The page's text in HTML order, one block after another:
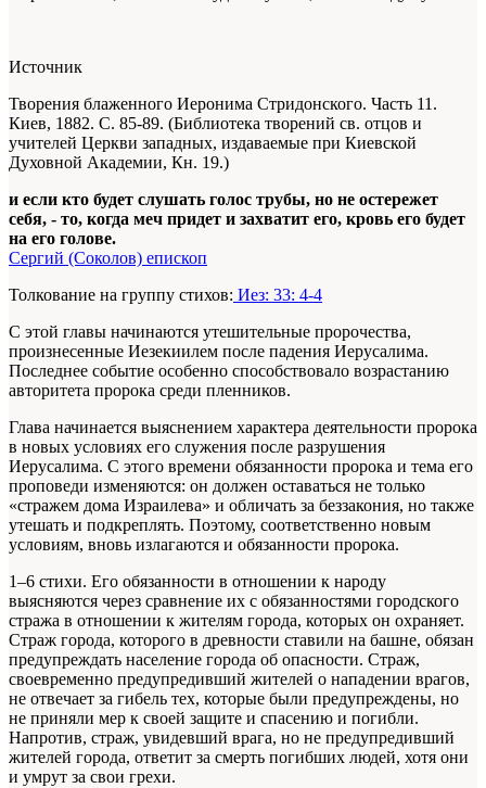
Источник
Творения блаженного Иеронима Стридонского. Часть 11.
Киев, 1882. С. 85-89. (Библиотека творений св. отцов и
учителей Церкви западных, издаваемые при Киевской
Духовной Академии, Кн. 19.)
и если кто будет слушать голос трубы, но не остережет
себя, - то, когда меч придет и захватит его, кровь его будет
на его голове.
Сергий (Соколов) епископ
Толкование на группу стихов: Иез: 33: 4-4
С этой главы начинаются утешительные пророчества,
произнесенные Иезекиилем после падения Иерусалима.
Последнее событие особенно способствовало возрастанию
авторитета пророка среди пленников.
Глава начинается выяснением характера деятельности пророка
в новых условиях его служения после разрушения
Иерусалима. С этого времени обязанности пророка и тема его
проповеди изменяются: он должен оставаться не только
«стражем дома Израилева» и обличать за беззакония, но также
утешать и подкреплять. Поэтому, соответственно новым
условиям, вновь излагаются и обязанности пророка.
1–6 стихи. Его обязанности в отношении к народу
выясняются через сравнение их с обязанностями городского
стража в отношении к жителям города, которых он охраняет.
Страж города, которого в древности ставили на башне, обязан
предупреждать население города об опасности. Страж,
своевременно предупредивший жителей о нападении врагов,
не отвечает за гибель тех, которые были предупреждены, но
не приняли мер к своей защите и спасению и погибли.
Напротив, страж, увидевший врага, но не предупредивший
жителей города, ответит за смерть погибших людей, хотя они
и умрут за свои грехи.